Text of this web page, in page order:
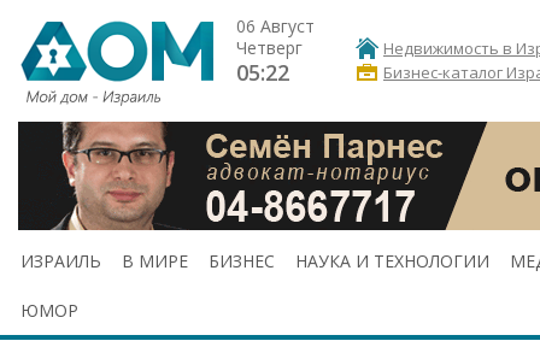
06 Август
Четверг
05:22
Недвижимость в
Бизнес-каталог
ИЗРАИЛЬ В МИРЕ БИЗНЕС НАУКА И ТЕХНОЛОГИИ
ЮМОР